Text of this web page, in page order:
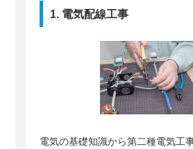
1. 電気配線工事
電気の基礎知識から第二種電気工